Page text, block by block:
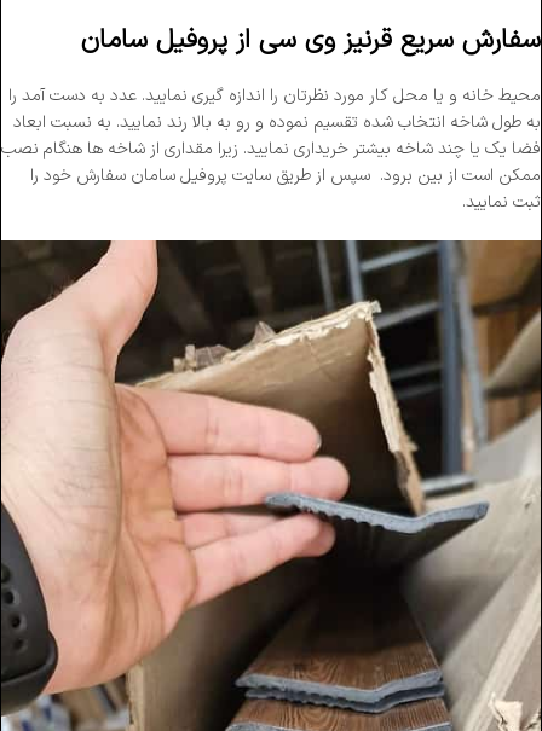
سفارش سریع قرنیز وی سی از پروفیل سامان
محیط خانه و یا محل کار مورد نظرتان را اندازه گیری نمایید. عدد به دست آمد را
به طول شاخه انتخاب شده تقسیم نموده و رو به بالا رند نمایید‌. به نسبت ابعاد
فضا یک یا چند شاخه بیشتر خریداری نمایید. زیرا مقداری از شاخه ها هنگام نصب
ممکن است از بین برود. سپس از طریق سایت پروفیل سامان سفارش خود را
ثبت نمایید.